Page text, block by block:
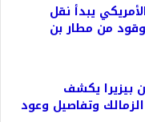
يبدأ نقل
من مطار بن
بيزيرا يكشف
وتفاصيل وعود